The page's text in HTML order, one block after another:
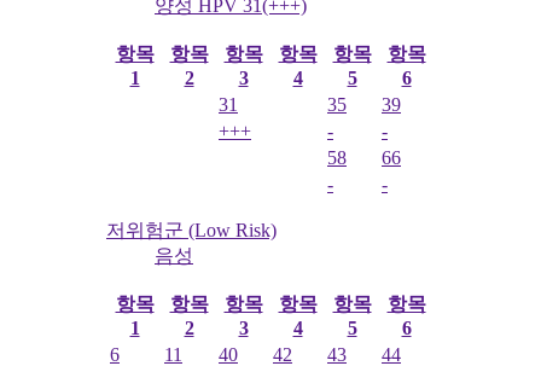
양성 HPV 31(+++)
항목
1
항목
2
항목
3
항목
4
항목
5
항목
6
31
35
39
+++
-
-
58
66
-
-
저위험군 (Low Risk)
음성
항목
1
항목
2
항목
3
항목
4
항목
5
항목
6
6
11 40 42 43
44